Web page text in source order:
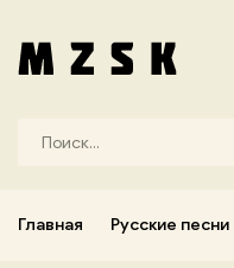
Главная Русские песни
Узбекские песни